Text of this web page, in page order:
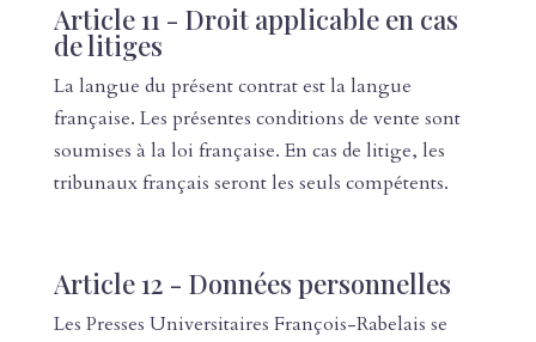
Article 11 - Droit applicable en cas
de litiges
La langue du présent contrat est la langue
française. Les présentes conditions de vente sont
soumises à la loi française. En cas de litige, les
tribunaux français seront les seuls compétents.
Article 12 - Données personnelles
Les Presses Universitaires François-Rabelais se